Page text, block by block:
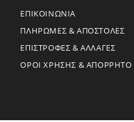
ΕΠΙΚΟΙΝΩΝΙΑ
ΠΛΗΡΩΜΕΣ & ΑΠΟΣΤΟΛΕΣ
ΕΠΙΣΤΡΟΦΕΣ & ΑΛΛΑΓΕΣ
ΟΡΟΙ ΧΡΗΣΗΣ & ΑΠΟΡΡΗΤΟ